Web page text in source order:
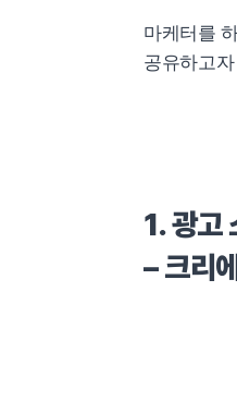
마케터를
공유하고
1. 광고
– 크리